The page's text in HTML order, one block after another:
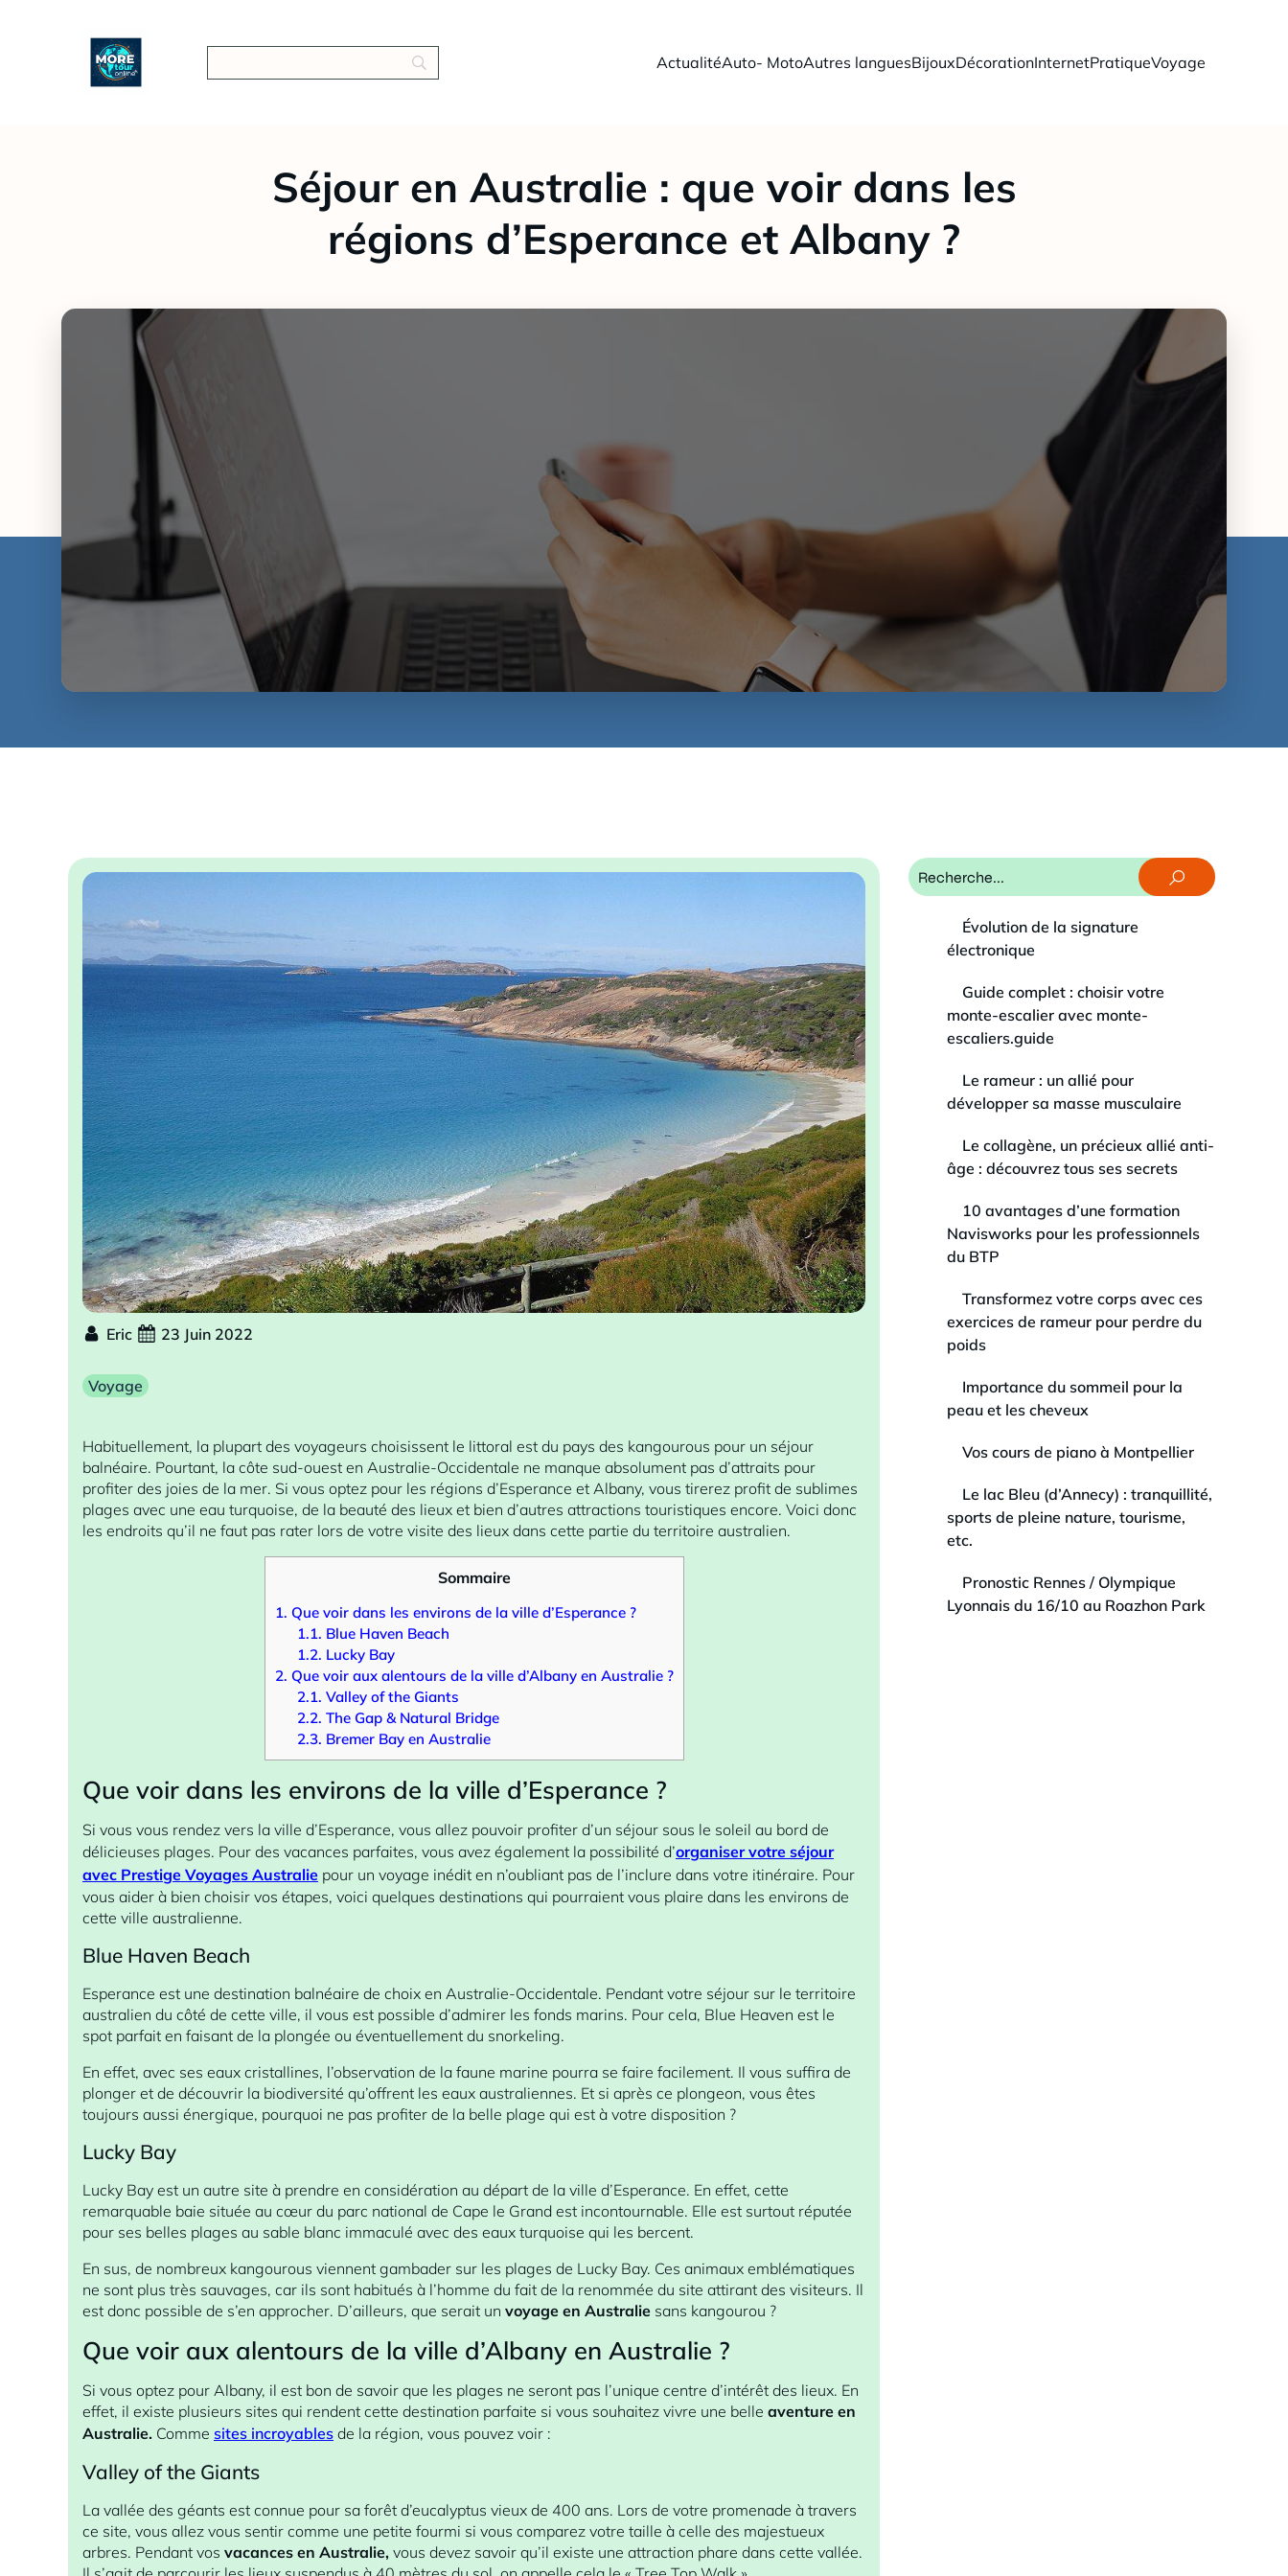
ActualitéAuto- MotoAutres languesBijouxDécorationInternetPratiqueVoyage
Séjour en Australie : que voir dans les
régions d’Esperance et Albany ?
Eric 23 Juin 2022
Voyage
Habituellement, la plupart des voyageurs choisissent le littoral est du pays des kangourous pour un séjour
balnéaire. Pourtant, la côte sud-ouest en Australie-Occidentale ne manque absolument pas d’attraits pour
profiter des joies de la mer. Si vous optez pour les régions d’Esperance et Albany, vous tirerez profit de sublimes
plages avec une eau turquoise, de la beauté des lieux et bien d’autres attractions touristiques encore. Voici donc
les endroits qu’il ne faut pas rater lors de votre visite des lieux dans cette partie du territoire australien.
Sommaire
1. Que voir dans les environs de la ville d’Esperance ?
1.1. Blue Haven Beach
1.2. Lucky Bay
2. Que voir aux alentours de la ville d’Albany en Australie ?
2.1. Valley of the Giants
2.2. The Gap & Natural Bridge
2.3. Bremer Bay en Australie
Que voir dans les environs de la ville d’Esperance ?
Si vous vous rendez vers la ville d’Esperance, vous allez pouvoir profiter d’un séjour sous le soleil au bord de
délicieuses plages. Pour des vacances parfaites, vous avez également la possibilité d’organiser votre séjour
avec Prestige Voyages Australie pour un voyage inédit en n’oubliant pas de l’inclure dans votre itinéraire. Pour
vous aider à bien choisir vos étapes, voici quelques destinations qui pourraient vous plaire dans les environs de
cette ville australienne.
Blue Haven Beach
Esperance est une destination balnéaire de choix en Australie-Occidentale. Pendant votre séjour sur le territoire
australien du côté de cette ville, il vous est possible d’admirer les fonds marins. Pour cela, Blue Heaven est le
spot parfait en faisant de la plongée ou éventuellement du snorkeling.
En effet, avec ses eaux cristallines, l’observation de la faune marine pourra se faire facilement. Il vous suffira de
plonger et de découvrir la biodiversité qu’offrent les eaux australiennes. Et si après ce plongeon, vous êtes
toujours aussi énergique, pourquoi ne pas profiter de la belle plage qui est à votre disposition ?
Lucky Bay
Lucky Bay est un autre site à prendre en considération au départ de la ville d’Esperance. En effet, cette
remarquable baie située au cœur du parc national de Cape le Grand est incontournable. Elle est surtout réputée
pour ses belles plages au sable blanc immaculé avec des eaux turquoise qui les bercent.
En sus, de nombreux kangourous viennent gambader sur les plages de Lucky Bay. Ces animaux emblématiques
ne sont plus très sauvages, car ils sont habitués à l’homme du fait de la renommée du site attirant des visiteurs. Il
est donc possible de s’en approcher. D’ailleurs, que serait un voyage en Australie sans kangourou ?
Que voir aux alentours de la ville d’Albany en Australie ?
Si vous optez pour Albany, il est bon de savoir que les plages ne seront pas l’unique centre d’intérêt des lieux. En
effet, il existe plusieurs sites qui rendent cette destination parfaite si vous souhaitez vivre une belle aventure en
Australie. Comme sites incroyables de la région, vous pouvez voir :
Valley of the Giants
La vallée des géants est connue pour sa forêt d’eucalyptus vieux de 400 ans. Lors de votre promenade à travers
ce site, vous allez vous sentir comme une petite fourmi si vous comparez votre taille à celle des majestueux
arbres. Pendant vos vacances en Australie, vous devez savoir qu’il existe une attraction phare dans cette vallée.
Évolution de la signature
électronique
Guide complet : choisir votre
monte-escalier avec monte-
escaliers.guide
Le rameur : un allié pour
développer sa masse musculaire
Le collagène, un précieux allié anti-
âge : découvrez tous ses secrets
10 avantages d’une formation
Navisworks pour les professionnels
du BTP
Transformez votre corps avec ces
exercices de rameur pour perdre du
poids
Importance du sommeil pour la
peau et les cheveux
Vos cours de piano à Montpellier
Le lac Bleu (d’Annecy) : tranquillité,
sports de pleine nature, tourisme,
etc.
Pronostic Rennes / Olympique
Lyonnais du 16/10 au Roazhon Park